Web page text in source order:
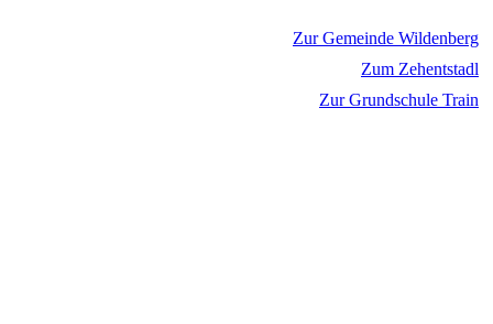
Zur Gemeinde Wildenberg
Zum Zehentstadl
Zur Grundschule Train